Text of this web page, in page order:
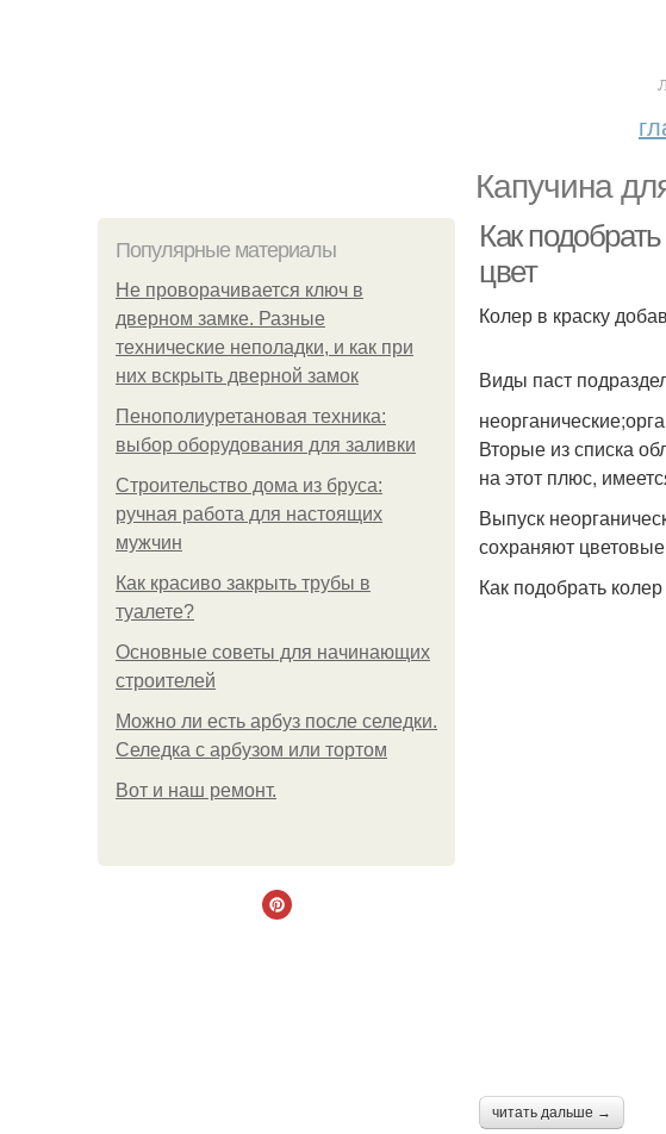
Капучина
Популярные материалы
Не проворачивается ключ в
дверном замке. Разные
технические неполадки, и как при
них вскрыть дверной замок
Пенополиуретановая техника:
выбор оборудования для заливки
Строительство дома из бруса:
ручная работа для настоящих
мужчин
Как красиво закрыть трубы в
туалете?
Основные советы для начинающих
строителей
Можно ли есть арбуз после селедки.
Селедка с арбузом или тортом
Boт и наш ремoнт.
Как
цвет
Колер в краску
Виды паст
Вторые из списка
на этот плюс,
Выпуск
сохраняют
Как подобрать
читать дальше →